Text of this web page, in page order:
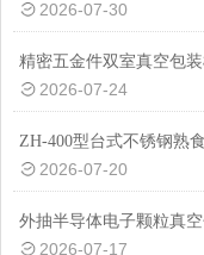
2026-07-30
精密五金件双室真空包
2026-07-24
2026-07-20
外抽半导体电子颗粒真
2026-07-17